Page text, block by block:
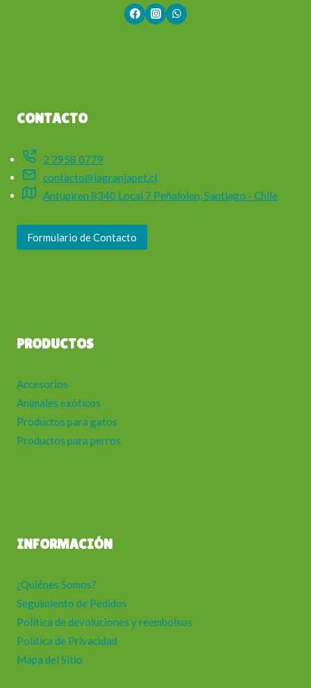
CONTACTO
2 2958 0779
contacto@lagranjapet.cl
Antupiren 8340 Local 7 Peñalolen, Santiago - Chile
Formulario de Contacto
PRODUCTOS
Accesorios
Animales exóticos
Productos para gatos
Productos para perros
INFORMACIÓN
¿Quiénes Somos?
Seguimiento de Pedidos
Política de devoluciones y reembolsos
Política de Privacidad
Mapa del Sitio